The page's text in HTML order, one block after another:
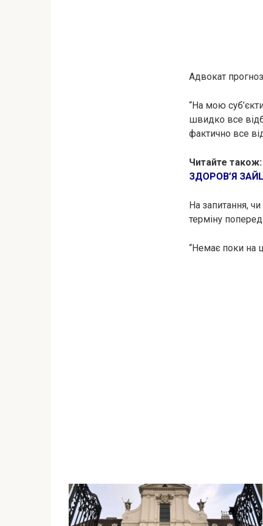
Адвокат
“На мою
швидко все
фактично все
Читайте
ЗДОРОВ’Я
На запитання,
терміну
“Немає поки на